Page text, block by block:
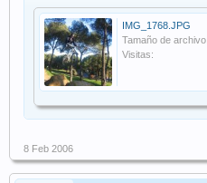
IMG_1768.JPG
Tamaño de archivo:
Visitas:
8 Feb 2006